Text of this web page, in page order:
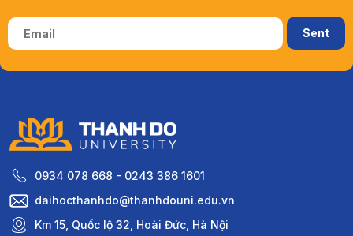
0934 078 668 - 0243 386 1601
daihocthanhdo@thanhdouni.edu.vn
Km 15, Quốc lộ 32, Hoài Đức, Hà Nội